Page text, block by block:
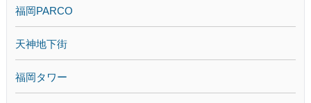
福岡PARCO
天神地下街
福岡タワー